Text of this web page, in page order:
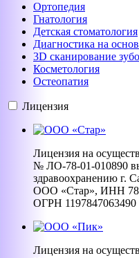
Ортопедия
Гнатология
Детская стоматология
Диагностика на
3D сканирование
Косметология
Остеопатия
Лицензия
Лицензия на
№ ЛО-78-01-010890
здравоохранению г.
ООО «Стар», ИНН
ОГРН 1197847063490
Лицензия на